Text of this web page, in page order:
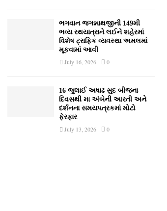
ભગવાન જગન્નાથજીની 149મી
ભવ્ય રથયાત્રાને લઈને શહેરમાં
વિશેષ ટ્રાફિક વ્યવસ્થા અમલમાં
મૂકવામાં આવી
July 16, 2026 0
16 જુલાઈ અષાઢ સુદ બીજના
દિવસથી મા અંબેની આરતી અને
દર્શનના સમયપત્રકમાં મોટો
ફેરફાર
July 13, 2026 0